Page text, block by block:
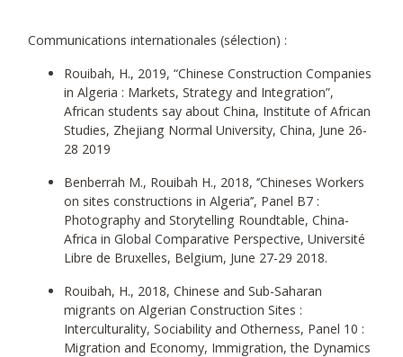
Communications internationales (sélection) :
Rouibah, H., 2019, “Chinese Construction Companies
in Algeria : Markets, Strategy and Integration”,
African students say about China, Institute of African
Studies, Zhejiang Normal University, China, June 26-
28 2019
Benberrah M., Rouibah H., 2018, ‘’Chineses Workers
on sites constructions in Algeria’’, Panel B7 :
Photography and Storytelling Roundtable, China-
Africa in Global Comparative Perspective, Université
Libre de Bruxelles, Belgium, June 27-29 2018.
Rouibah, H., 2018, Chinese and Sub-Saharan
migrants on Algerian Construction Sites :
Interculturality, Sociability and Otherness, Panel 10 :
Migration and Economy, Immigration, the Dynamics